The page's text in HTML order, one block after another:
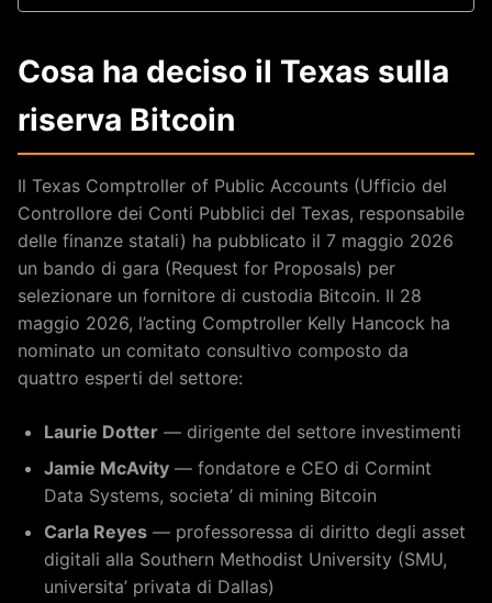
Cosa ha deciso il Texas sulla
riserva Bitcoin
Il Texas Comptroller of Public Accounts (Ufficio del
Controllore dei Conti Pubblici del Texas, responsabile
delle finanze statali) ha pubblicato il 7 maggio 2026
un bando di gara (Request for Proposals) per
selezionare un fornitore di custodia Bitcoin. Il 28
maggio 2026, l’acting Comptroller Kelly Hancock ha
nominato un comitato consultivo composto da
quattro esperti del settore:
Laurie Dotter — dirigente del settore investimenti
Jamie McAvity — fondatore e CEO di Cormint
Data Systems, societa’ di mining Bitcoin
Carla Reyes — professoressa di diritto degli asset
digitali alla Southern Methodist University (SMU,
universita’ privata di Dallas)